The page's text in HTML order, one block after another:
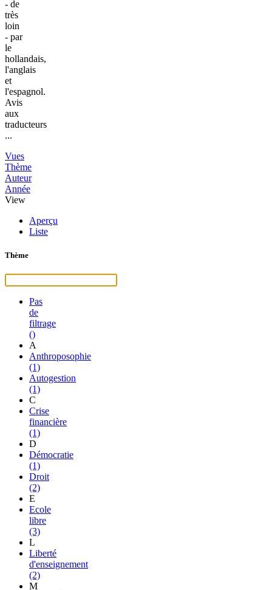
- de
très
loin
- par
le
hollandais,
l'anglais
et
l'espagnol.
Avis
aux
traducteurs
...
Vues
Thème
Auteur
Année
View
Aperçu
Liste
Thème
Pas
de
filtrage
()
A
Anthroposophie
(1)
Autogestion
(1)
C
Crise
financière
(1)
D
Démocratie
(1)
Droit
(2)
E
Ecole
libre
(3)
L
Liberté
d'enseignement
(2)
M